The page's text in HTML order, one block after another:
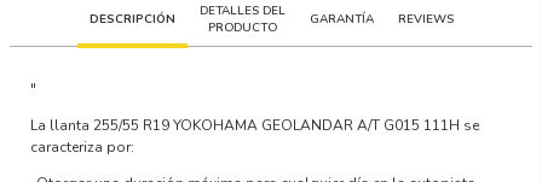
DESCRIPCIÓN
DETALLES DEL
PRODUCTO
GARANTÍA REVIEWS
"
La llanta255/55 R19 YOKOHAMA GEOLANDAR A/T G015 111H se
caracteriza por: